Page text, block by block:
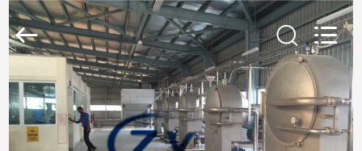
HUIS
PRODUCTEN
Henan
Zhiyuan
Starch
Engineering
Machinery
Co.,ltd.
Reserved.